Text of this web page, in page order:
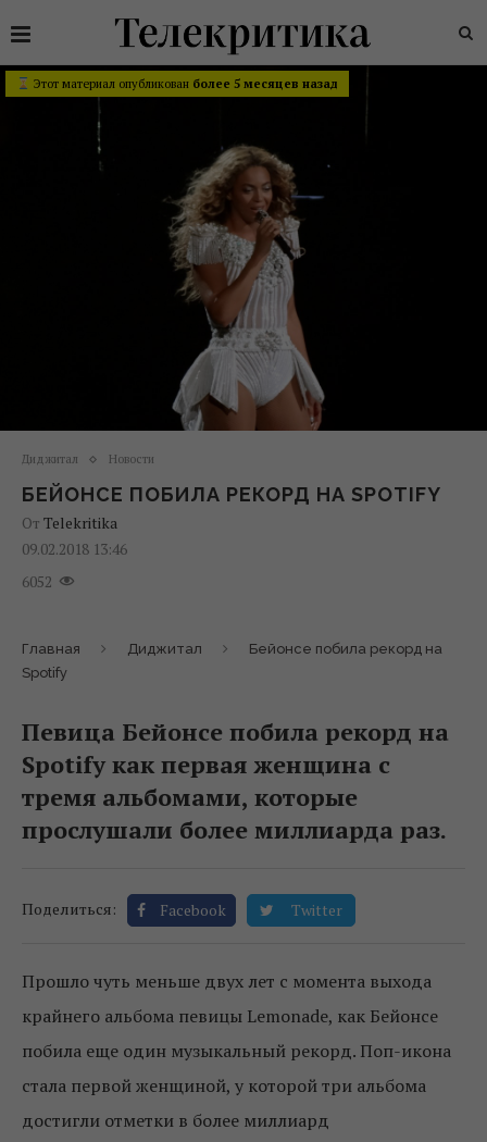
Этот материал опубликован более 5 месяцев назад
Диджитал Новости
БЕЙОНСЕ ПОБИЛА РЕКОРД НА SPOTIFY
От Telekritika
09.02.2018 13:46
6052
Главная Диджитал
Бейонсе побила рекорд на
Spotify
Певица Бейонсе побила рекорд на
Spotify как первая женщина с
тремя альбомами, которые
прослушали более миллиарда раз.
Поделиться: Facebook Twitter
Прошло чуть меньше двух лет с момента выхода
крайнего альбома певицы Lemonade, как Бейонсе
побила еще один музыкальный рекорд. Поп-икона
стала первой женщиной, у которой три альбома
достигли отметки в более миллиард